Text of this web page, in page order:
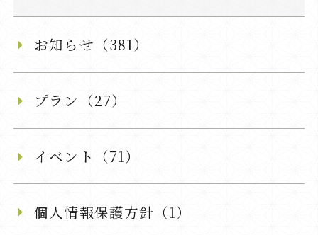
お知らせ（381）
プラン（27）
イベント（71）
個人情報保護方針（1）